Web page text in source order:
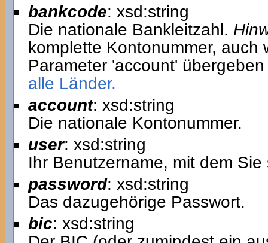
bankcode: xsd:string
Die nationale Bankleitzahl.
komplette Kontonummer,
Parameter 'account'
alle Länder.
account: xsd:string
Die nationale Kontonummer.
user: xsd:string
Ihr Benutzername, mit dem
password: xsd:string
Das dazugehörige Passwort.
bic: xsd:string